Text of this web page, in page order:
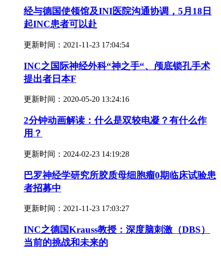
经与德国使领馆及INI医院沟通协调，5月18日
起INC患者可以赴
更新时间： 2021-11-23 17:04:54
INC之国际神经外科“神之手“、颅底锁孔手术
提出者日本F
更新时间： 2020-05-20 13:24:16
2分钟动画解读：什么是双较电凝？有什么作
用？
更新时间： 2024-02-23 14:19:28
巴罗神经学研究所胶质母细胞瘤0期临床试验患
者招募中
更新时间： 2021-11-23 17:03:27
INC之德国Krauss教授：深度脑刺激（DBS）
当前的挑战和未来的